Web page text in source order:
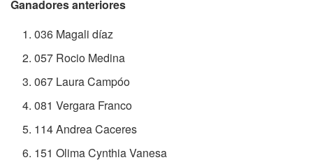
Ganadores anteriores
036 Magali díaz
057 Rocio Medina
067 Laura Campóo
081 Vergara Franco
114 Andrea Caceres
151 Olima Cynthia Vanesa